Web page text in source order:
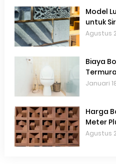
Model
untuk
Agustus
Biaya
Januari
Harga
Meter
Agustus